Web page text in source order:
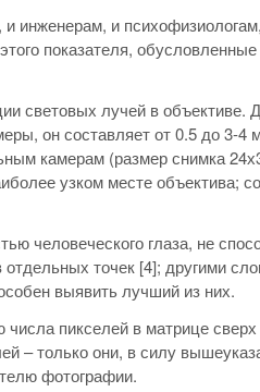
инженерам, и
показателя,
световых лучей в объективе.
он составляет от 0.5 до 3-4
камерам (размер снимка
узком месте объектива;
человеческого глаза, не
точек [4]; другими
выявить лучший из них.
пикселей в матрице
– только они, в силу
фотографии.